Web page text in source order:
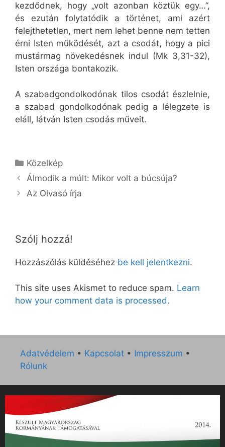
kezdődnek, hogy „volt azonban köztük egy…”,
és ezután folytatódik a történet, ami azért
felejthetetlen, mert nem lehet benne nem tetten
érni Isten működését, azt a csodát, hogy a pici
mustármag növekedésnek indul (Mk 3,31-32),
Isten országa bontakozik.
A szabadgondolkodónak tilos csodát észlelnie,
a szabad gondolkodónak pedig a lélegzete is
eláll, látván Isten csodás műveit.
Kategória
Közelkép
Álmodik a múlt: Mikor volt a búcsúja?
Az Olvasó írja
Szólj hozzá!
Hozzászólás küldéséhez be kell jelentkezni.
This site uses Akismet to reduce spam. Learn
how your comment data is processed.
Adatvédelem • Kapcsolat • Impresszum •
Rólunk